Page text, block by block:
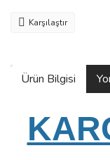
Karşılaştır
Ürün Bilgisi